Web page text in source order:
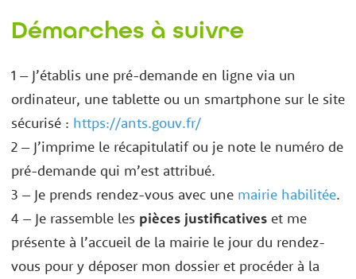
Démarches à suivre
1 – J’établis une pré-demande en ligne via un
ordinateur, une tablette ou un smartphone sur le site
sécurisé : https://ants.gouv.fr/
2 – J’imprime le récapitulatif ou je note le numéro de
pré-demande qui m’est attribué.
3 – Je prends rendez-vous avec une mairie habilitée.
4 – Je rassemble les pièces justificativeset me
présente à l’accueil de la mairie le jour du rendez-
vous pour y déposer mon dossier et procéder à la